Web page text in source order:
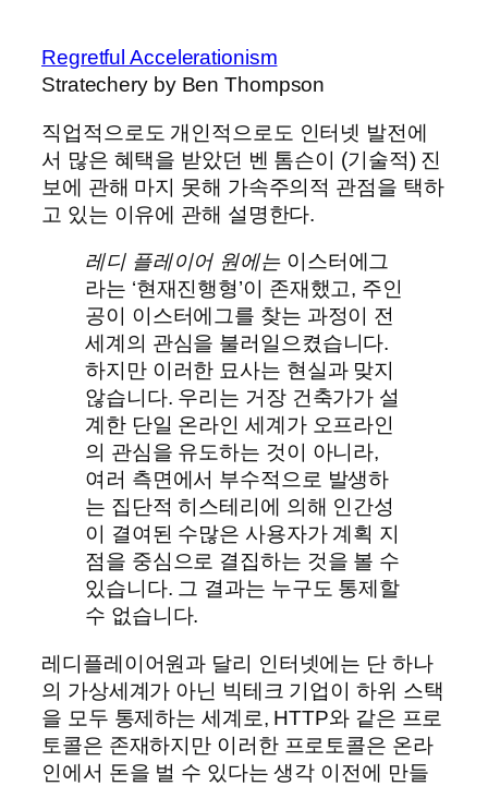
Regretful Accelerationism
Stratechery by Ben Thompson
직업적으로도 개인적으로도 인터넷 발전에
서 많은 혜택을 받았던 벤 톰슨이 (기술적) 진
보에 관해 마지 못해 가속주의적 관점을 택하
고 있는 이유에 관해 설명한다.
레디 플레이어 원에는이스터에그
라는 ‘현재진행형’이 존재했고, 주인
공이 이스터에그를 찾는 과정이 전
세계의 관심을 불러일으켰습니다.
하지만 이러한 묘사는 현실과 맞지
않습니다. 우리는 거장 건축가가 설
계한 단일 온라인 세계가 오프라인
의 관심을 유도하는 것이 아니라,
여러 측면에서 부수적으로 발생하
는 집단적 히스테리에 의해 인간성
이 결여된 수많은 사용자가 계획 지
점을 중심으로 결집하는 것을 볼 수
있습니다. 그 결과는 누구도 통제할
수 없습니다.
레디플레이어원과 달리 인터넷에는 단 하나
의 가상세계가 아닌 빅테크 기업이 하위 스택
을 모두 통제하는 세계로, HTTP와 같은 프로
토콜은 존재하지만 이러한 프로토콜은 온라
인에서 돈을 벌 수 있다는 생각 이전에 만들